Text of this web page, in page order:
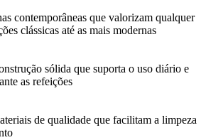
contemporâneas que valorizam qualquer
clássicas até as mais modernas
sólida que suporta o uso diário e
as refeições
de qualidade que facilitam a limpeza